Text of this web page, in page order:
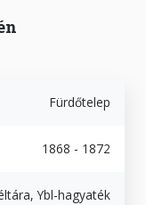
Fürdőtelep
1868 - 1872
Ybl-hagyaték